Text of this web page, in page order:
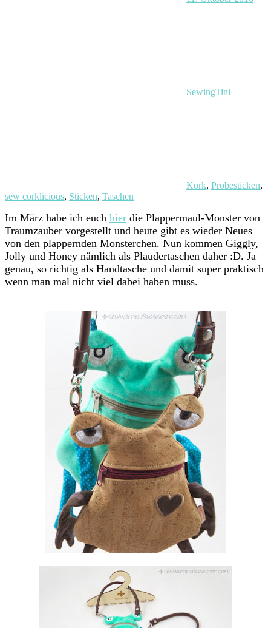
SewingTini
Kork, Probesticken,
sew corklicious, Sticken, Taschen
Im März habe ich euch hier die Plappermaul-Monster von
Traumzauber vorgestellt und heute gibt es wieder Neues
von den plappernden Monsterchen. Nun kommen Giggly,
Jolly und Honey nämlich als Plaudertaschen daher :D. Ja
genau, so richtig als Handtasche und damit super praktisch
wenn man mal nicht viel dabei haben muss.